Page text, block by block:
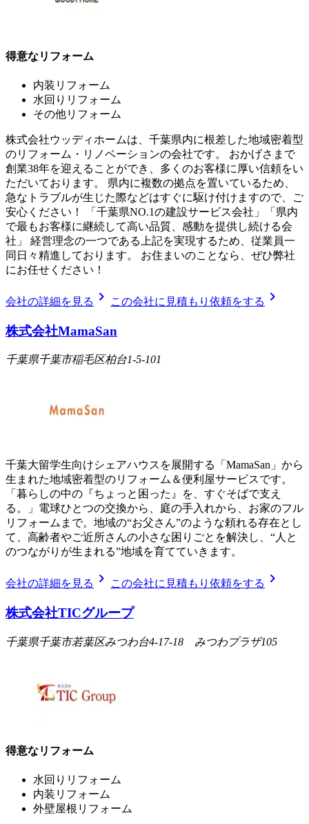
得意なリフォーム
内装リフォーム
水回りリフォーム
その他リフォーム
株式会社ウッディホームは、千葉県内に根差した地域密着型
のリフォーム・リノベーションの会社です。 おかげさまで
創業38年を迎えることができ、多くのお客様に厚い信頼をい
ただいております。 県内に複数の拠点を置いているため、
急なトラブルが生じた際などはすぐに駆け付けますので、ご
安心ください！ 「千葉県NO.1の建設サービス会社」「県内
で最もお客様に継続して高い品質、感動を提供し続ける会
社」 経営理念の一つである上記を実現するため、従業員一
同日々精進しております。 お住まいのことなら、ぜひ弊社
にお任せください！
会社の詳細を見る chevron_right この会社に見積もり依頼をする chevron_right
株式会社MamaSan
千葉県千葉市稲毛区柏台1-5-101
千葉大留学生向けシェアハウスを展開する「MamaSan」から
生まれた地域密着型のリフォーム＆便利屋サービスです。
「暮らしの中の『ちょっと困った』を、すぐそばで支え
る。」電球ひとつの交換から、庭の手入れから、お家のフル
リフォームまで。地域の“お父さん”のような頼れる存在とし
て、高齢者やご近所さんの小さな困りごとを解決し、“人と
のつながりが生まれる”地域を育てていきます。
会社の詳細を見る chevron_right この会社に見積もり依頼をする chevron_right
株式会社TICグループ
千葉県千葉市若葉区みつわ台4-17-18 みつわプラザ105
得意なリフォーム
水回りリフォーム
内装リフォーム
外壁屋根リフォーム